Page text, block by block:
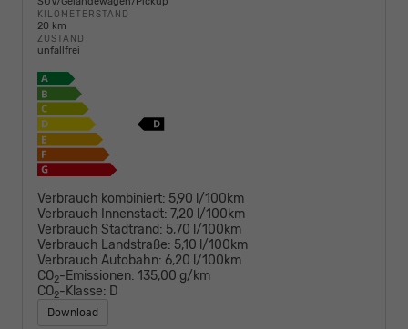
KILOMETERSTAND
20 km
ZUSTAND
unfallfrei
Verbrauch kombiniert: 5,90 l/100km
Verbrauch Innenstadt: 7,20 l/100km
Verbrauch Stadtrand: 5,70 l/100km
Verbrauch Landstraße: 5,10 l/100km
Verbrauch Autobahn: 6,20 l/100km
CO2-Emissionen: 135,00 g/km
CO2-Klasse: D
Download